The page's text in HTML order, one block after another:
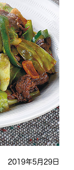
2019年5月29日